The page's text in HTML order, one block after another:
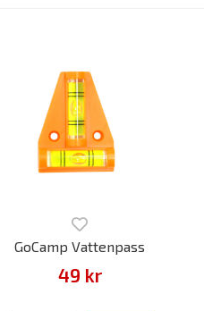
GoCamp Vattenpass
49 kr